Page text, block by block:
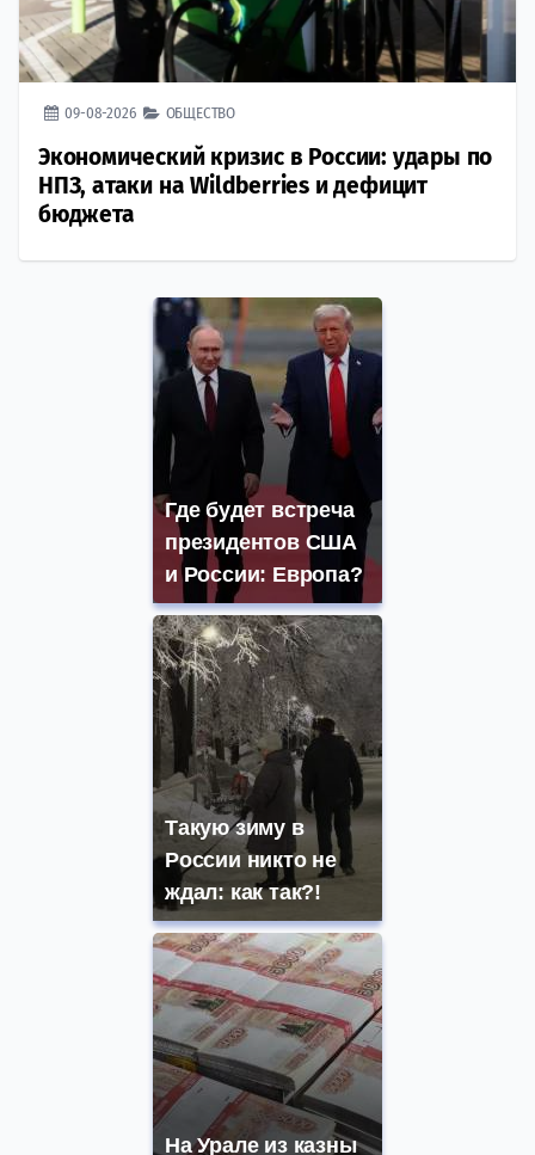
09-08-2026 ОБЩЕСТВО
Экономический кризис в России: удары по
НПЗ, атаки на Wildberries и дефицит
бюджета
Где будет встреча
президентов США
и России: Европа?
Такую зиму в
России никто не
ждал: как так?!
На Урале из казны